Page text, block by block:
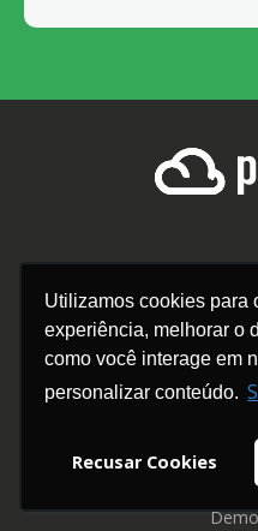
Utilizamos cookies para
experiência, melhorar o
como você interage em
personalizar conteúdo.
Recusar Cookies